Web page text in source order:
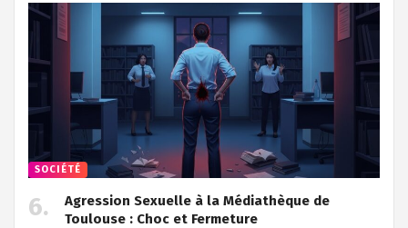
SOCIÉTÉ
Agression Sexuelle à la Médiathèque de
Toulouse : Choc et Fermeture